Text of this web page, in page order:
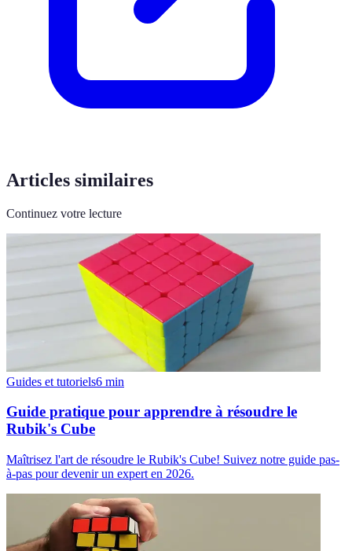
Articles similaires
Continuez votre lecture
Guides et tutoriels6 min
Guide pratique pour apprendre à résoudre le
Rubik's Cube
Maîtrisez l'art de résoudre le Rubik's Cube! Suivez notre guide pas-
à-pas pour devenir un expert en 2026.